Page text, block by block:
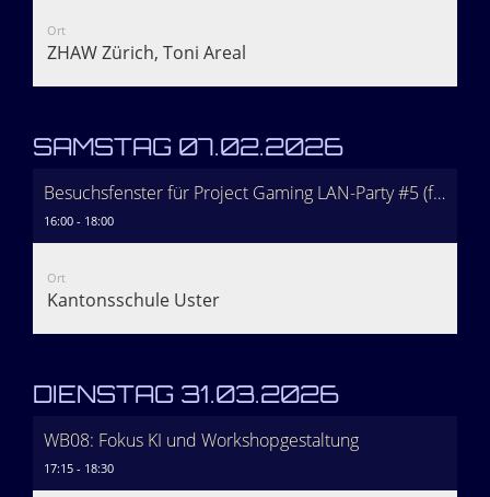
Ort
ZHAW Zürich, Toni Areal
SAMSTAG 07.02.2026
Besuchsfenster für Project Gaming LAN-Party #5 (freiwillig!)
16:00 - 18:00
Ort
Kantonsschule Uster
DIENSTAG 31.03.2026
WB08: Fokus KI und Workshopgestaltung
17:15 - 18:30